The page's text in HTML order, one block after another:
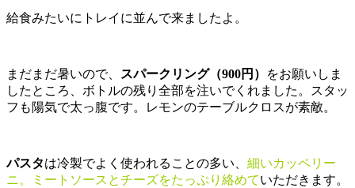
給食みたいにトレイに並んで来ましたよ。
まだまだ暑いので、 スパークリング（900円）
をお願いしま
したところ、ボトルの残り全部を注いでくれました。スタッ
フも陽気で太っ腹です。レモンのテーブルクロスが素敵。
パスタは冷製でよく使われることの多い、 細いカッペリー
ニ。ミートソースとチーズをたっぷり絡めていただきます。